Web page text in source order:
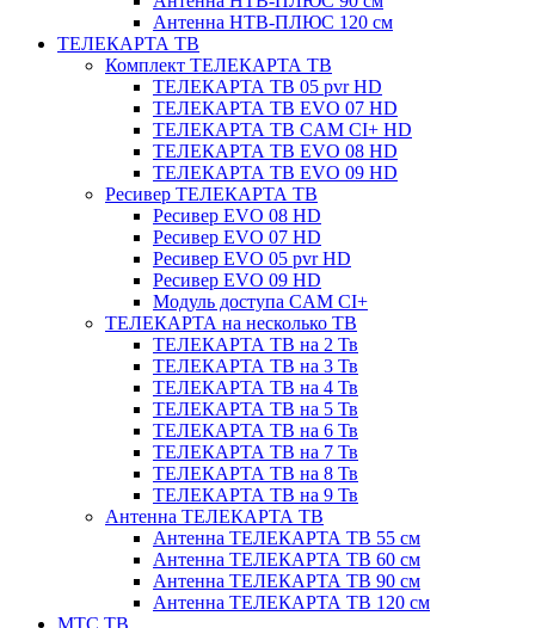
Антенна НТВ-ПЛЮС 120 см
ТЕЛЕКАРТА ТВ
Комплект ТЕЛЕКАРТА ТВ
ТЕЛЕКАРТА ТВ 05 pvr HD
ТЕЛЕКАРТА ТВ EVO 07 HD
ТЕЛЕКАРТА ТВ CAM CI+ HD
ТЕЛЕКАРТА ТВ EVO 08 HD
ТЕЛЕКАРТА ТВ EVO 09 HD
Ресивер ТЕЛЕКАРТА ТВ
Ресивер EVO 08 HD
Ресивер EVO 07 HD
Ресивер EVO 05 pvr HD
Ресивер EVO 09 HD
Модуль доступа CAM CI+
ТЕЛЕКАРТА на несколько ТВ
ТЕЛЕКАРТА ТВ на 2 Тв
ТЕЛЕКАРТА ТВ на 3 Тв
ТЕЛЕКАРТА ТВ на 4 Тв
ТЕЛЕКАРТА ТВ на 5 Тв
ТЕЛЕКАРТА ТВ на 6 Тв
ТЕЛЕКАРТА ТВ на 7 Тв
ТЕЛЕКАРТА ТВ на 8 Тв
ТЕЛЕКАРТА ТВ на 9 Тв
Антенна ТЕЛЕКАРТА ТВ
Антенна ТЕЛЕКАРТА ТВ 55 см
Антенна ТЕЛЕКАРТА ТВ 60 см
Антенна ТЕЛЕКАРТА ТВ 90 см
Антенна ТЕЛЕКАРТА ТВ 120 см
МТС ТВ